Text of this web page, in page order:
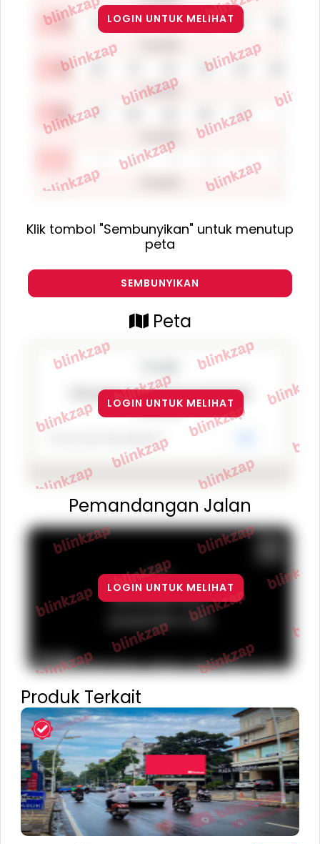
LOGIN UNTUK MELIHAT
Klik tombol "Sembunyikan" untuk menutup
peta
SEMBUNYIKAN
Peta
This page can't load Google Maps
correctly.
Do you own this website?
LOGIN UNTUK MELIHAT
Pemandangan Jalan
For
development
purposes only
Keyboard shortcuts Map Data Terms Report a problem
LOGIN UNTUK MELIHAT
Produk Terkait